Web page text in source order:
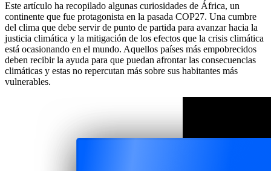
Este artículo ha recopilado algunas curiosidades de África, un
continente que fue protagonista en la pasada COP27. Una cumbre
del clima que debe servir de punto de partida para avanzar hacia la
justicia climática y la mitigación de los efectos que la crisis climática
está ocasionando en el mundo. Aquellos países más empobrecidos
deben recibir la ayuda para que puedan afrontar las consecuencias
climáticas y estas no repercutan más sobre sus habitantes más
vulnerables.